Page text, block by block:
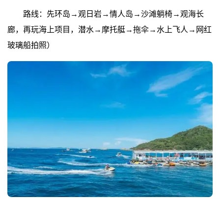
路线：先环岛→观日岩→情人岛→沙滩躺椅→观海长
廊，再玩海上项目，潜水→摩托艇→拖伞→水上飞人→网红
玻璃船拍照）